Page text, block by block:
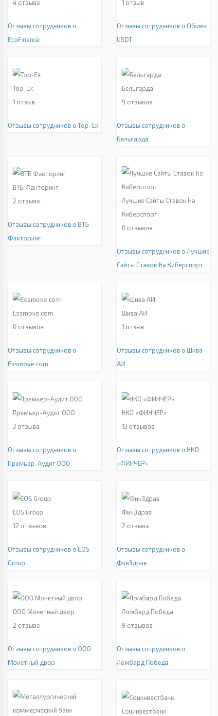
4 отзыва
Отзывы сотрудников о
EcoFinance
1 отзыв
Отзывы сотрудников о Обмен
USDT
Top-Ex
1 отзыв
Отзывы сотрудников о Top-Ex
Бельгарда
9 отзывов
Отзывы сотрудников о
Бельгарда
ВТБ Факторинг
2 отзыва
Отзывы сотрудников о ВТБ
Факторинг
Лучшие Сайты Ставок На
Киберспорт
0 отзывов
Отзывы сотрудников о Лучшие
Сайты Ставок На Киберспорт
Essmove com
0 отзывов
Отзывы сотрудников о
Essmove com
Шива АИ
1 отзыв
Отзывы сотрудников о Шива
АИ
Премьер-Аудит ООО
3 отзыва
Отзывы сотрудников о
Премьер-Аудит ООО
НКО «ФИНЧЕР»
13 отзывов
Отзывы сотрудников о НКО
«ФИНЧЕР»
EOS Group
12 отзывов
Отзывы сотрудников о EOS
Group
ФинЗдрав
2 отзыва
Отзывы сотрудников о
ФинЗдрав
ООО Монетный двор
2 отзыва
Отзывы сотрудников о ООО
Монетный двор
Ломбард Победа
9 отзывов
Отзывы сотрудников о
Ломбард Победа
Социнвестбанк